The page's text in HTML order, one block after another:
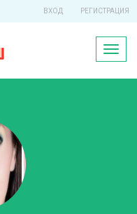
ВХОД РЕГИСТРАЦИЯ